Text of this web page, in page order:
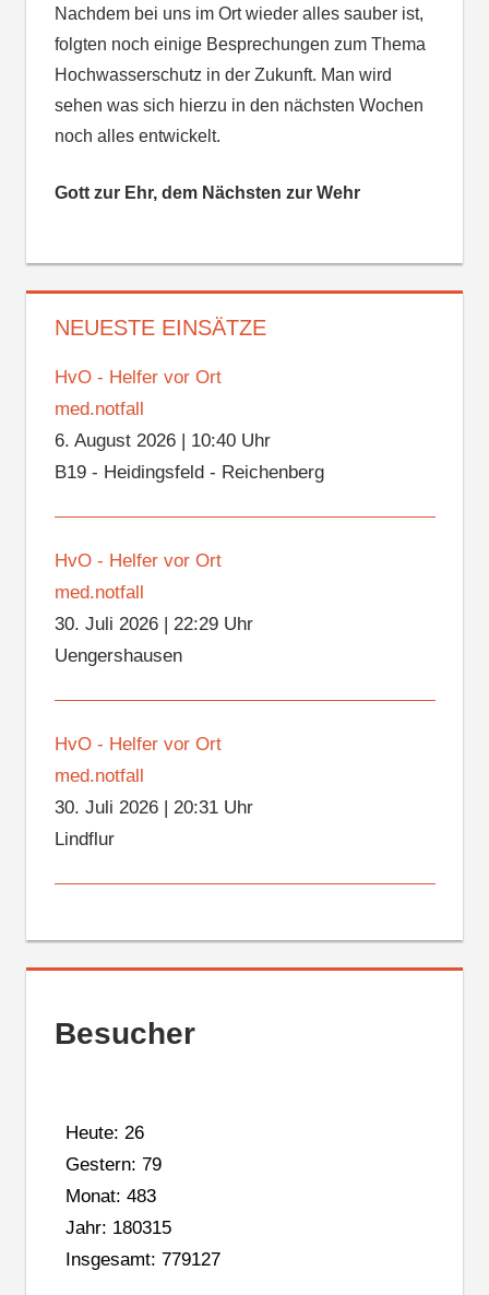
Nachdem bei uns im Ort wieder alles sauber ist,
folgten noch einige Besprechungen zum Thema
Hochwasserschutz in der Zukunft. Man wird
sehen was sich hierzu in den nächsten Wochen
noch alles entwickelt.
Gott zur Ehr, dem Nächsten zur Wehr
NEUESTE EINSÄTZE
HvO - Helfer vor Ort
med.notfall
6. August 2026| 10:40 Uhr
B19 - Heidingsfeld - Reichenberg
HvO - Helfer vor Ort
med.notfall
30. Juli 2026| 22:29 Uhr
Uengershausen
HvO - Helfer vor Ort
med.notfall
30. Juli 2026| 20:31 Uhr
Lindflur
Besucher
Heute: 26
Gestern: 79
Monat: 483
Jahr: 180315
Insgesamt: 779127